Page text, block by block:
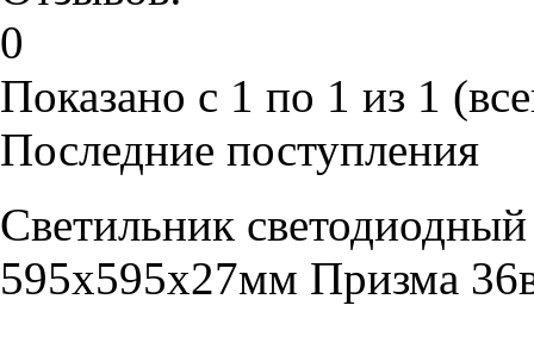
Показано с 1 по 1 из 1
Последние поступления
Светильник
595х595х27мм Призма